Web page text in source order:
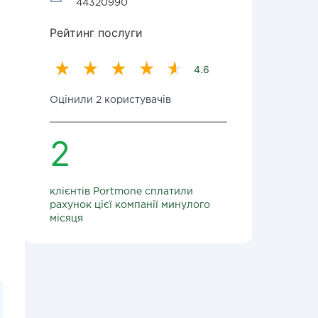
44320990
Рейтинг послуги
4.6
Оцінили 2 користувачів
2
клієнтів Portmone сплатили
рахунок цієї компанії минулого
місяця